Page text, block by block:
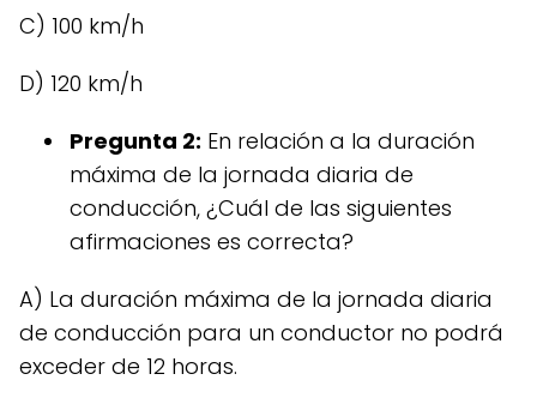
C) 100 km/h
D) 120 km/h
Pregunta 2: En relación a la duración
máxima de la jornada diaria de
conducción, ¿Cuál de las siguientes
afirmaciones es correcta?
A) La duración máxima de la jornada diaria
de conducción para un conductor no podrá
exceder de 12 horas.